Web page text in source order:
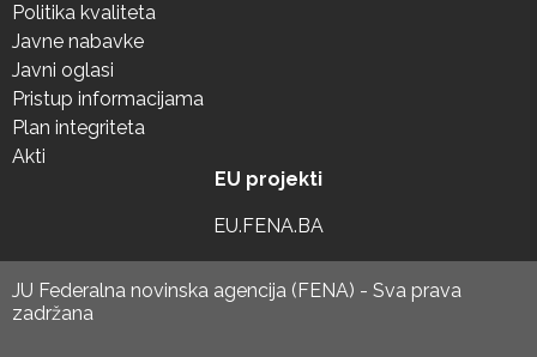
Politika kvaliteta
Javne nabavke
Javni oglasi
Pristup informacijama
Plan integriteta
Akti
EU projekti
EU.FENA.BA
JU Federalna novinska agencija (FENA) - Sva prava
zadržana